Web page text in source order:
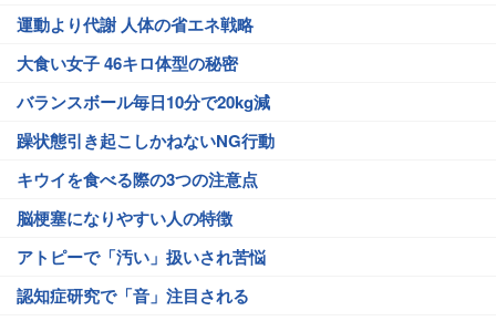
運動より代謝 人体の省エネ戦略
大食い女子 46キロ体型の秘密
バランスボール毎日10分で20kg減
躁状態引き起こしかねないNG行動
キウイを食べる際の3つの注意点
脳梗塞になりやすい人の特徴
アトピーで「汚い」扱いされ苦悩
認知症研究で「音」注目される